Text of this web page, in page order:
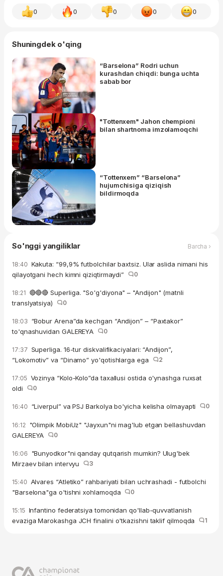
0 0 0 0 0
Shuningdek o'qing
“Barselona” Rodri uchun
kurashdan chiqdi: bunga uchta
sabab bor
"Tottenxem" Jahon chempioni
bilan shartnoma imzolamoqchi
“Tottenxem” “Barselona”
hujumchisiga qiziqish
bildirmoqda
So'nggi yangiliklar Barcha ›
18:40 Kakuta: “99,9% futbolchilar baxtsiz. Ular aslida nimani his
qilayotgani hech kimni qiziqtirmaydi”
0
18:21 🔴🔴🔴 Superliga. "So'g'diyona" – "Andijon" (matnli
translyatsiya)
0
18:03 “Bobur Arena”da kechgan “Andijon” – “Paxtakor”
to'qnashuvidan GALEREYA
0
17:37 Superliga. 16-tur diskvalifikaciyalari: “Andijon”,
“Lokomotiv” va “Dinamo” yo'qotishlarga ega
2
17:05 Vozinya “Kolo-Kolo”da taxallusi ostida o'ynashga ruxsat
oldi
0
16:40 “Liverpul” va PSJ Barkolya bo'yicha kelisha olmayapti 0
16:12 "Olimpik MobiUz" "Jayxun"ni mag'lub etgan bellashuvdan
GALEREYA
0
16:06 "Bunyodkor"ni qanday qutqarish mumkin? Ulug'bek
Mirzaev bilan intervyu
3
15:40 Alvares “Atletiko” rahbariyati bilan uchrashadi - futbolchi
"Barselona"ga o'tishni xohlamoqda
0
15:15 Infantino federatsiya tomonidan qo'llab-quvvatlanish
evaziga Marokashga JCH finalini o'tkazishni taklif qilmoqda
1